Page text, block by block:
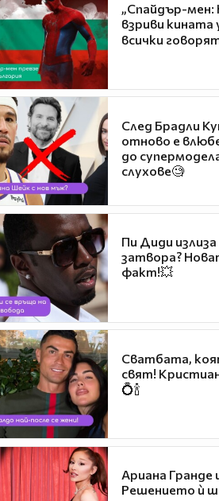
„Спайдър-мен:
взриви кината
всички
След Брадли
отново е
до
слухове🧐
Пи Диди
затвора?
факт!💥
Сватбата,
свят!
💍🍾
Ариана Гранде
Решението ѝ